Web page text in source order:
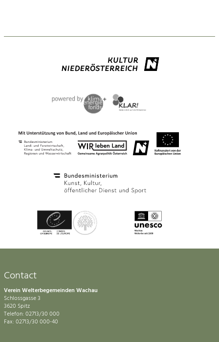
Contact
Verein Welterbegemeinden Wachau
Schlossgasse 3
3620 Spitz
Telefon: 02713/30 000
Fax: 02713/30 000-40